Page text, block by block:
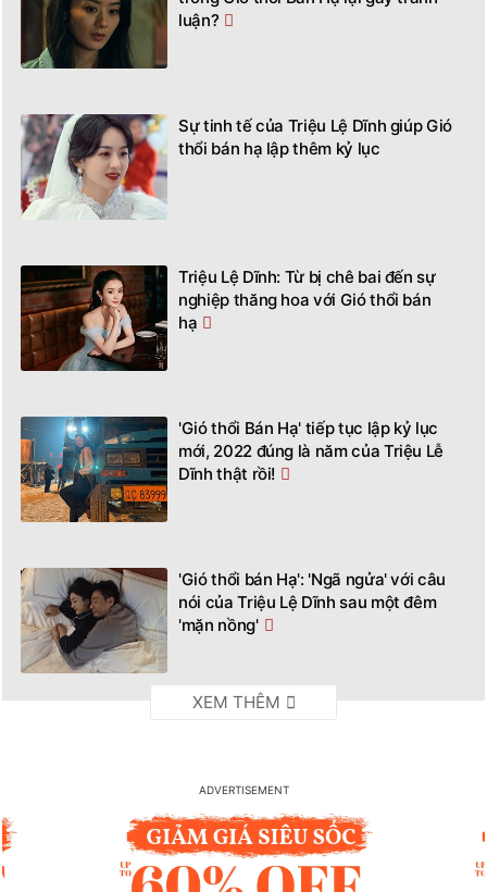
luận?
Sự tinh tế của Triệu Lệ Dĩnh giúp Gió
thổi bán hạ lập thêm kỷ lục
Triệu Lệ Dĩnh: Từ bị chê bai đến sự
nghiệp thăng hoa với Gió thổi bán
hạ
'Gió thổi Bán Hạ' tiếp tục lập kỷ lục
mới, 2022 đúng là năm của Triệu Lễ
Dĩnh thật rồi!
'Gió thổi bán Hạ': 'Ngã ngửa' với câu
nói của Triệu Lệ Dĩnh sau một đêm
'mặn nồng'